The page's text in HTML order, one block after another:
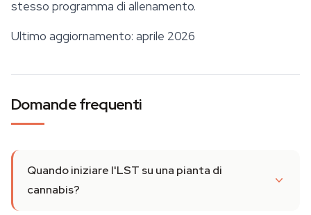
stesso programma di allenamento.
Ultimo aggiornamento: aprile 2026
Domande frequenti
Quando iniziare l'LST su una pianta di
cannabis?